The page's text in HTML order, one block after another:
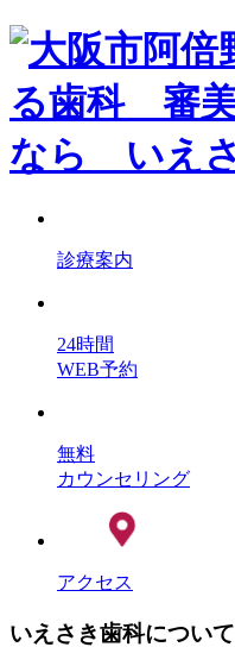
診療案内
24時間
WEB予約
無料
カウンセリング
アクセス
いえさき歯科について